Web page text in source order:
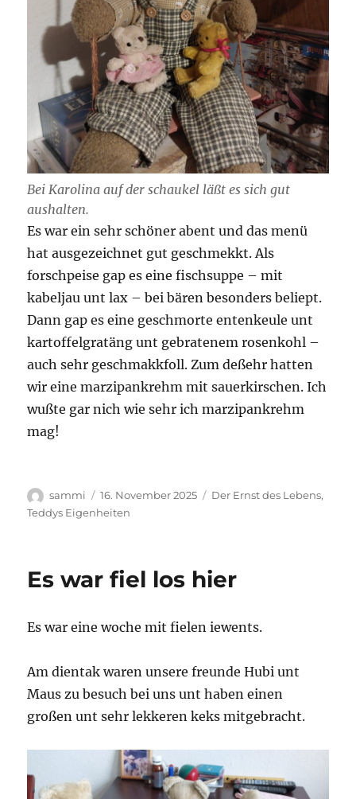
Bei Karolina auf der schaukel läßt es sich gut
aushalten.
Es war ein sehr schöner abent und das menü
hat ausgezeichnet gut geschmekkt. Als
forschpeise gap es eine fischsuppe – mit
kabeljau unt lax – bei bären besonders beliept.
Dann gap es eine geschmorte entenkeule unt
kartoffelgratäng unt gebratenem rosenkohl –
auch sehr geschmakkfoll. Zum deßehr hatten
wir eine marzipankrehm mit sauerkirschen. Ich
wußte gar nich wie sehr ich marzipankrehm
mag!
Autor
sammi
Veröffentlicht
am
16. November 2025 Kategorien
Der Ernst des Lebens,
Teddys Eigenheiten
Es war fiel los hier
Es war eine woche mit fielen iewents.
Am dientak waren unsere freunde Hubi unt
Maus zu besuch bei uns unt haben einen
großen unt sehr lekkeren keks mitgebracht.